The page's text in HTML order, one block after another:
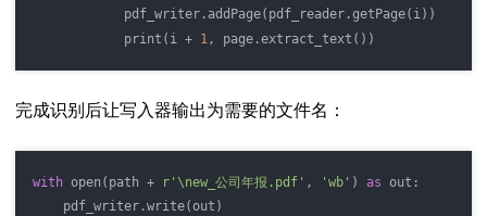
pdf_writer.addPage(pdf_reader.getPage(i))
print(i + 1, page.extract_text())
完成识别后让写入器输出为需要的文件名：
with open(path + r'\new_公司年报.pdf' , 'wb' ) as out:
pdf_writer.write(out)